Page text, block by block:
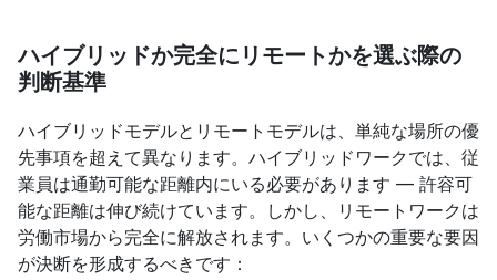
ハイブリッドか完全にリモートかを選ぶ際の
判断基準
ハイブリッドモデルとリモートモデルは、単純な場所の優
先事項を超えて異なります。ハイブリッドワークでは、従
業員は通勤可能な距離内にいる必要があります — 許容可
能な距離は伸び続けています。しかし、リモートワークは
労働市場から完全に解放されます。いくつかの重要な要因
が決断を形成するべきです：